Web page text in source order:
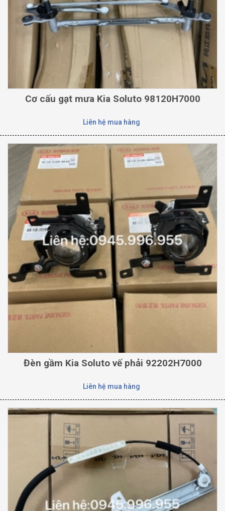
Cơ cấu gạt mưa Kia Soluto 98120H7000
Liên hệ mua hàng
Đèn gầm Kia Soluto vế phải 92202H7000
Liên hệ mua hàng